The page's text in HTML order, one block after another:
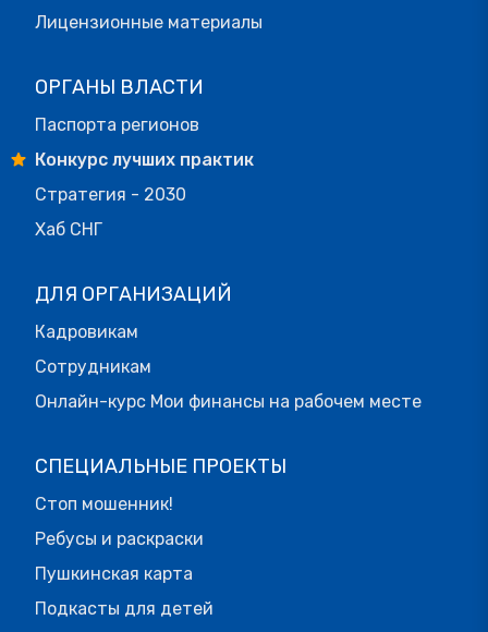
Лицензионные материалы
ОРГАНЫ ВЛАСТИ
Паспорта регионов
Конкурс лучших практик
Стратегия - 2030
Хаб СНГ
ДЛЯ ОРГАНИЗАЦИЙ
Кадровикам
Сотрудникам
Онлайн-курс Мои финансы на рабочем месте
СПЕЦИАЛЬНЫЕ ПРОЕКТЫ
Стоп мошенник!
Ребусы и раскраски
Пушкинская карта
Подкасты для детей